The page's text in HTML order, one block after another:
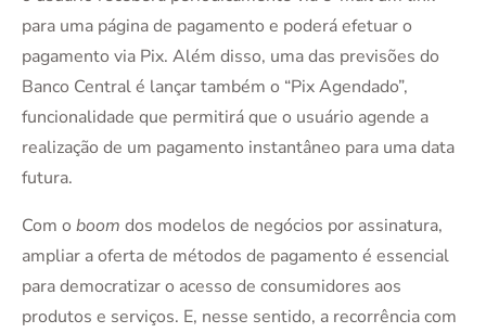
para uma página de pagamento e poderá efetuar o
pagamento via Pix. Além disso, uma das previsões do
Banco Central é lançar também o “Pix Agendado”,
funcionalidade que permitirá que o usuário agende a
realização de um pagamento instantâneo para uma data
futura.
Com o boom dos modelos de negócios por assinatura,
ampliar a oferta de métodos de pagamento é essencial
para democratizar o acesso de consumidores aos
produtos e serviços. E, nesse sentido, a recorrência com